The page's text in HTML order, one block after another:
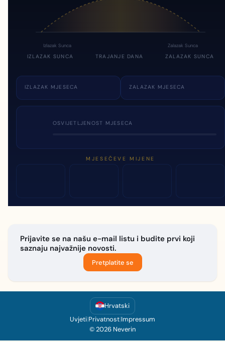
Izlazak Sunca Zalazak Sunca
IZLAZAK SUNCA TRAJANJE DANA ZALAZAK SUNCA
IZLAZAK MJESECA ZALAZAK MJESECA
OSVIJETLJENOST MJESECA
MJESEČEVE MIJENE
Prijavite se na našu e-mail listu i budite prvi koji
saznaju najvažnije novosti.
Pretplatite se
Hrvatski
Uvjeti|Privatnost|Impressum
© 2026 Neverin